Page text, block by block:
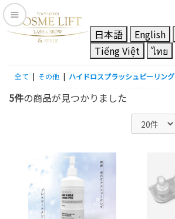
日本語 English
Tiếng Việt
ไทย
全て | その他 | ハイドロスプラッシュピーリング
5件の商品が見つかりました